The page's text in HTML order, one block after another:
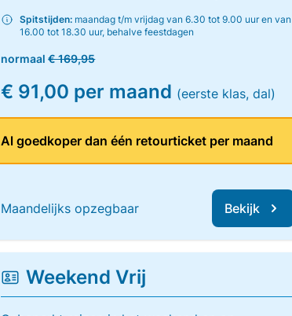
Spitstijden: maandag t/m vrijdag van 6.30 tot 9.00 uur en van
16.00 tot 18.30 uur, behalve feestdagen
normaal€ 169,95
€ 91,00 per maand (eerste klas, dal)
Al goedkoper dan één retourticket per maand
Maandelijks opzegbaar Bekijk
Weekend Vrij